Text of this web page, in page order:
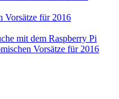
Vorsätze für 2016
mit dem Raspberry Pi
Vorsätze für 2016